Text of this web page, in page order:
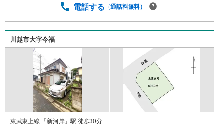
電話する （通話料無料）
川越市大字今福
東武東上線 「新河岸」駅 徒歩30分